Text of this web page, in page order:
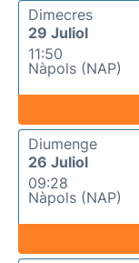
Dimecres
29 Juliol
11:50
Nàpols (NAP)
Diumenge
26 Juliol
09:28
Nàpols (NAP)